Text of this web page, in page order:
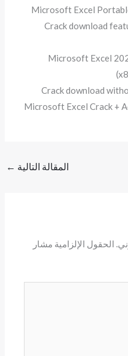
Microsoft Excel
Crack download
Microsoft Excel
Crack download
Microsoft Excel Crack +
المقالة التالية ←
الحقول الإلزامية مشار